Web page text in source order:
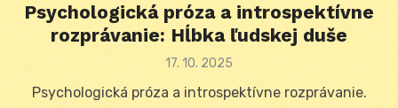
Psychologická próza a introspektívne
rozprávanie: Hĺbka ľudskej duše
Posted
17. 10. 2025
Psychologická próza a introspektívne rozprávanie.